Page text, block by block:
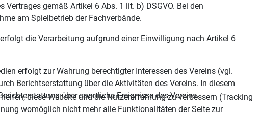
gemäß Artikel 6 Abs. 1 lit. b) DSGVO. Bei den
am Spielbetrieb der Fachverbände.
die Verarbeitung aufgrund einer Einwilligung nach Artikel 6
erfolgt zur Wahrung berechtigter Interessen des Vereins (vgl.
Berichtserstattung über die Aktivitäten des Vereins. In diesem
über sportliche Ereignisse des Vereins
diese Website und die Nutzererfahrung zu verbessern (Tracking
womöglich nicht mehr alle Funktionalitäten der Seite zur